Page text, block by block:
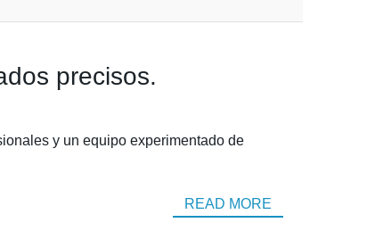
precisos.
y un equipo experimentado de
READ MORE